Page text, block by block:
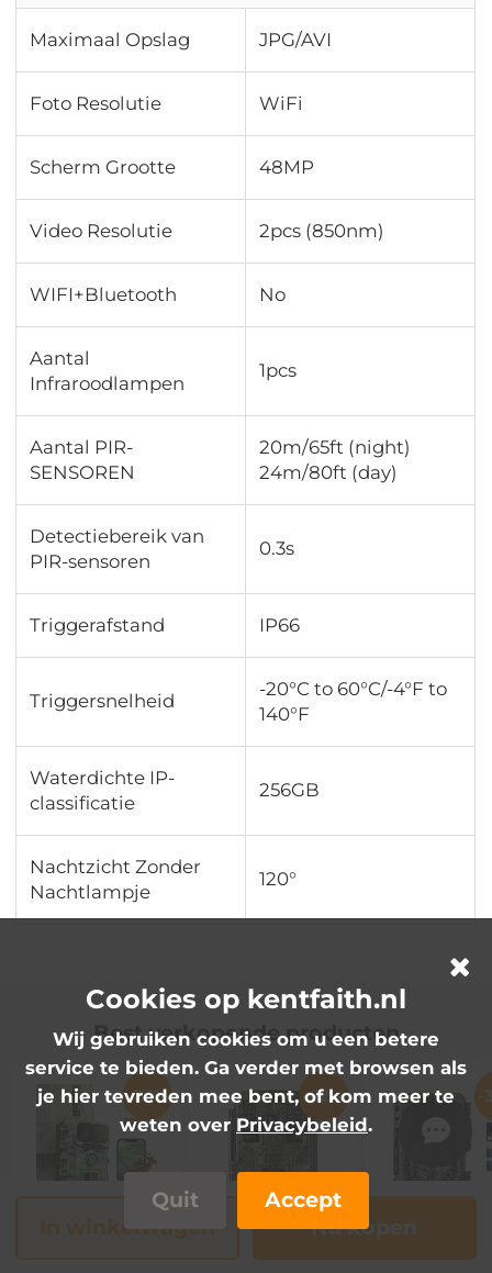
Maximaal Opslag JPG/AVI
Foto Resolutie WiFi
Scherm Grootte 48MP
Video Resolutie 2pcs (850nm)
WIFI+Bluetooth No
Aantal
Infraroodlampen
1pcs
Aantal PIR-
SENSOREN
20m/65ft (night)
24m/80ft (day)
Detectiebereik van
PIR-sensoren
0.3s
Triggerafstand IP66
Triggersnelheid
-20°C to 60°C/-4°F to
140°F
Waterdichte IP-
classificatie
256GB
Nachtzicht Zonder
Nachtlampje
120°
Best verkopende producten
-23%
Kentfaith 4G
-62%
4K 32MP
-
4K 48MP
In winkelwagen Nu kopen
Cookies op kentfaith.nl
Wij gebruiken cookies om u een betere
service te bieden. Ga verder met browsen als
je hier tevreden mee bent, of kom meer te
weten over Privacybeleid.
Quit Accept